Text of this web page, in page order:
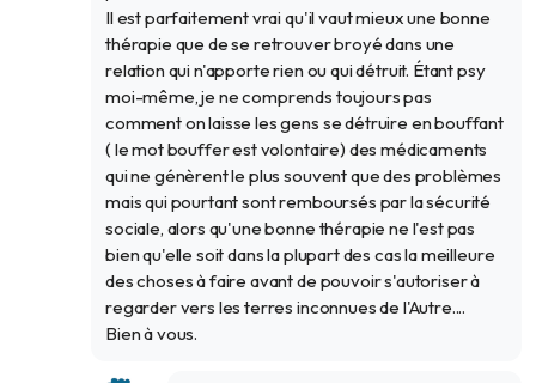
Il est parfaitement vrai qu'il vaut mieux une bonne
thérapie que de se retrouver broyé dans une
relation qui n'apporte rien ou qui détruit. Étant psy
moi-même, je ne comprends toujours pas
comment on laisse les gens se détruire en bouffant
( le mot bouffer est volontaire) des médicaments
qui ne génèrent le plus souvent que des problèmes
mais qui pourtant sont remboursés par la sécurité
sociale, alors qu'une bonne thérapie ne l'est pas
bien qu'elle soit dans la plupart des cas la meilleure
des choses à faire avant de pouvoir s'autoriser à
regarder vers les terres inconnues de l'Autre....
Bien à vous.